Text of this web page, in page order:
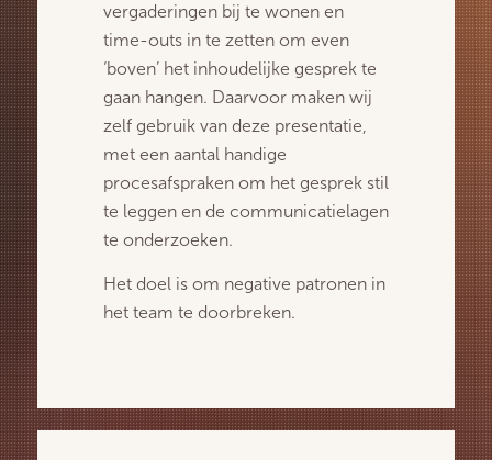
vergaderingen bij te wonen en
time-outs in te zetten om even
‘boven’ het inhoudelijke gesprek te
gaan hangen. Daarvoor maken wij
zelf gebruik van deze presentatie,
met een aantal handige
procesafspraken om het gesprek stil
te leggen en de communicatielagen
te onderzoeken.
Het doel is om negative patronen in
het team te doorbreken.